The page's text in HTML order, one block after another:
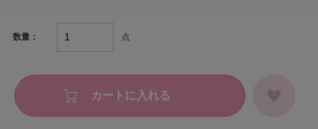
数量： 点
カートに入れる